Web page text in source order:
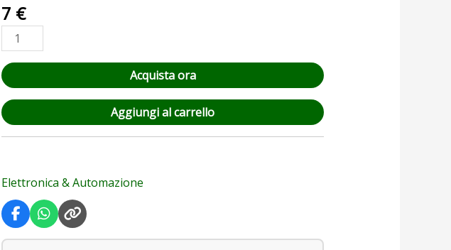
7 €
Display
LED
–
Ideale
per
UPS,
Router,
Auto
Progetti
quantità
Acquista ora
Aggiungi al carrello
Elettronica & Automazione